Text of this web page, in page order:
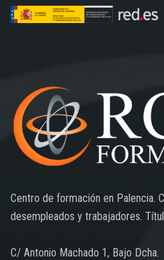
Centro de formación en Palencia.
desempleados y trabajadores.
C/ Antonio Machado 1, Bajo Dcha.